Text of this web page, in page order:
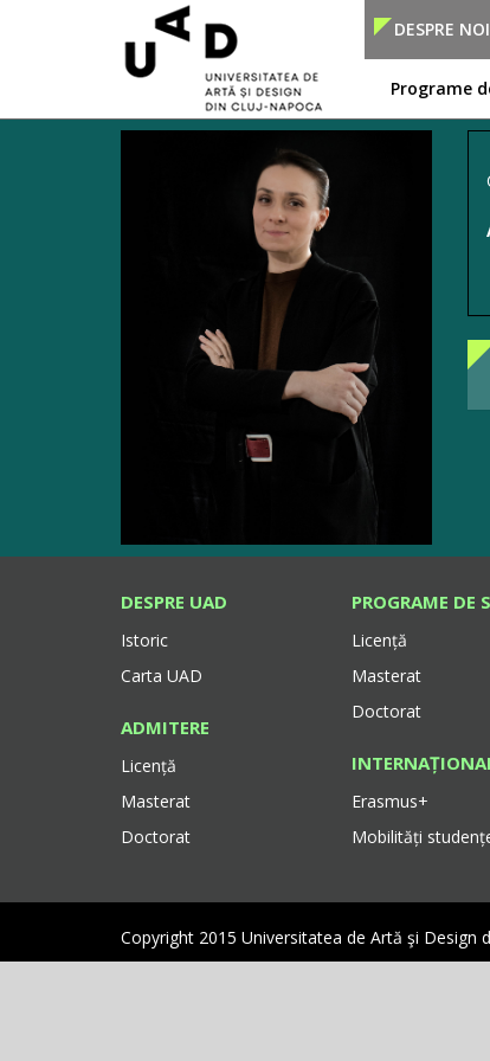
DESPRE NOI
Programe
DESPRE UAD
Istoric
Carta UAD
ADMITERE
Licență
Masterat
Doctorat
PROGRAME DE
Licență
Masterat
Doctorat
Erasmus+
Mobilități
Copyright 2015 Universitatea de Artă şi Design